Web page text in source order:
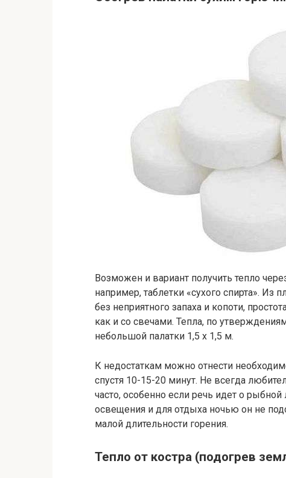
Возможен и вариант получить тепло
например, таблетки «сухого спирта». Из
без неприятного запаха и копоти,
как и со свечами. Тепла, по
небольшой палатки 1,5 х 1,5 м.
К недостаткам можно отнести
спустя 10-15-20 минут. Не всегда
часто, особенно если речь идет о рыбной
освещения и для отдыха ночью он не
малой длительности горения.
Тепло от костра (подогрев